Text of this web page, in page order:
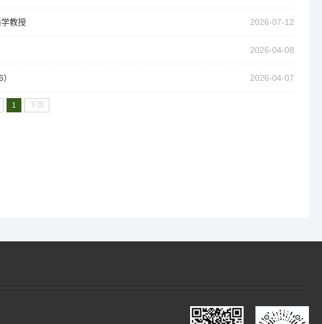
教授 2026-07-12
2026-04-08
2026-04-07
1 下页